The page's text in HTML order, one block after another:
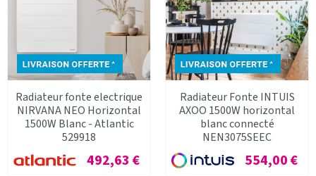
Radiateur fonte electrique
NIRVANA NEO Horizontal
1500W Blanc - Atlantic
529918
Prix
492,63 €
Radiateur Fonte INTUIS
AXOO 1500W horizontal
blanc connecté
NEN3075SEEC
Prix
554,00 €